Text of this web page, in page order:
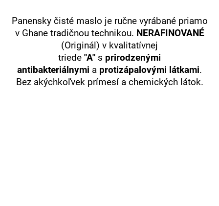
Panensky čisté maslo jeručne vyrábané priamo
v Ghane tradičnou technikou. NERAFINOVANÉ
(Originál) v kvalitatívnej
triede "A" s prirodzenými
antibakteriálnymi a protizápalovými látkami.
Bez akýchkoľvek prímesí a chemických látok.